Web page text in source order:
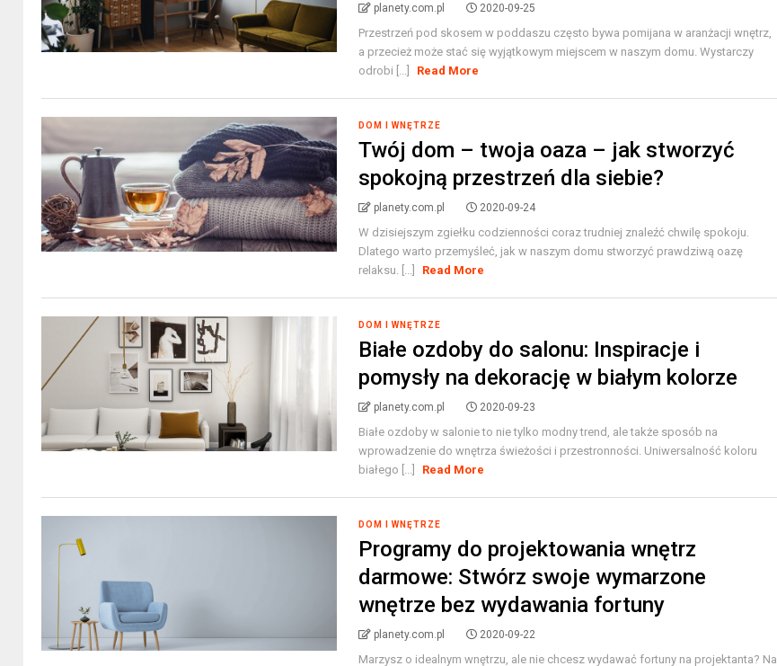
planety.com.pl 2020-09-25
Przestrzeń pod skosem w poddaszu często bywa pomijana w aranżacji wnętrz,
a przecież może stać się wyjątkowym miejscem w naszym domu. Wystarczy
odrobi [...]
Read More
DOM I WNĘTRZE
Twój dom – twoja oaza – jak stworzyć
spokojną przestrzeń dla siebie?
planety.com.pl 2020-09-24
W dzisiejszym zgiełku codzienności coraz trudniej znaleźć chwilę spokoju.
Dlatego warto przemyśleć, jak w naszym domu stworzyć prawdziwą oazę
relaksu. [...]
Read More
DOM I WNĘTRZE
Białe ozdoby do salonu: Inspiracje i
pomysły na dekorację w białym kolorze
planety.com.pl 2020-09-23
Białe ozdoby w salonie to nie tylko modny trend, ale także sposób na
wprowadzenie do wnętrza świeżości i przestronności. Uniwersalność koloru
białego [...]
Read More
DOM I WNĘTRZE
Programy do projektowania wnętrz
darmowe: Stwórz swoje wymarzone
wnętrze bez wydawania fortuny
planety.com.pl 2020-09-22
Marzysz o idealnym wnętrzu, ale nie chcesz wydawać fortuny na projektanta? Na